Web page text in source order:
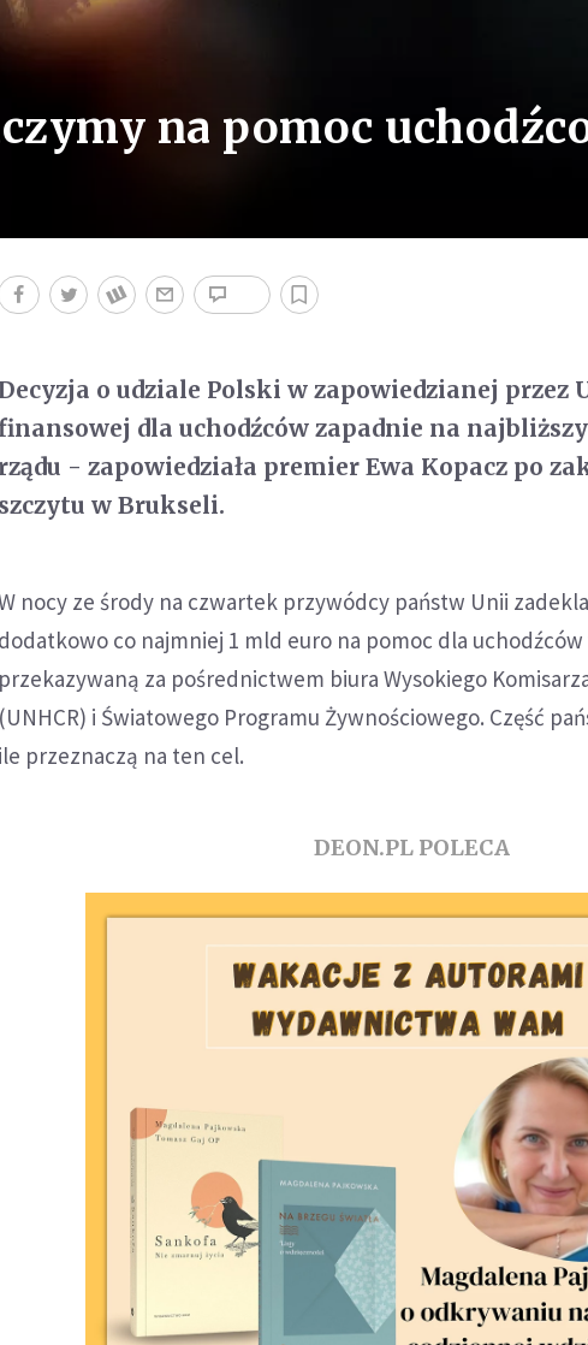
na pomoc
o udziale Polski w zapowiedzianej przez
dla uchodźców zapadnie na
rządu - zapowiedziała premier Ewa Kopacz po
szczytu w Brukseli.
nocy ze środy na czwartek przywódcy państw Unii
dodatkowo co najmniej 1 mld euro na pomoc dla uchodźców
przekazywaną za pośrednictwem biura Wysokiego
(UNHCR) i Światowego Programu Żywnościowego. Część
ile przeznaczą na ten cel.
DEON.PL POLECA